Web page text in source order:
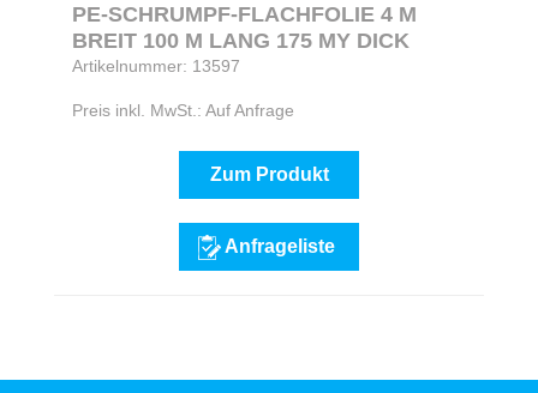
PE-SCHRUMPF-FLACHFOLIE 4 M
BREIT 100 M LANG 175 MY DICK
Artikelnummer: 13597
Preis inkl. MwSt.: Auf Anfrage
Zum Produkt
Anfrageliste